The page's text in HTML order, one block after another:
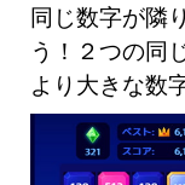
同じ数字が隣
う！２つの同
より大きな数